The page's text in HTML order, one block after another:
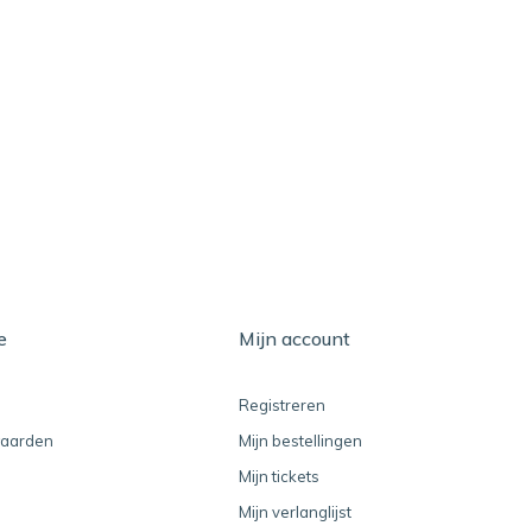
Mijn account
Registreren
Mijn bestellingen
Mijn tickets
Mijn verlanglijst